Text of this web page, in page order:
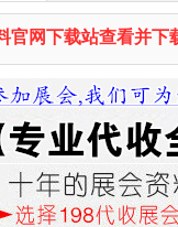
官网下载站查看并下